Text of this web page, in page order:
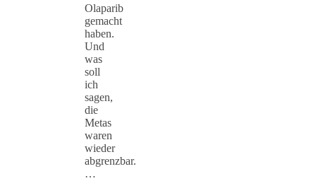
Olaparib
gemacht
haben.
Und
was
soll
ich
sagen,
die
Metas
waren
wieder
abgrenzbar.
…